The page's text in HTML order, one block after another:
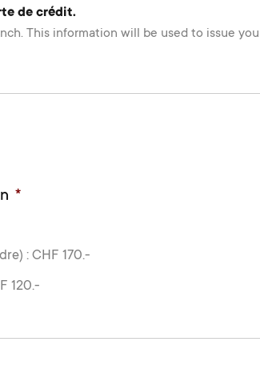
de crédit.
This information will be used to issue
*
: CHF 170.-
120.-